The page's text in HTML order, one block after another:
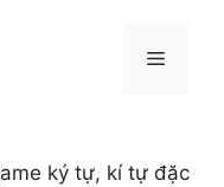
Menu
ký tự, kí tự đặc